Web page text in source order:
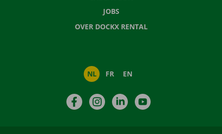
JOBS
OVER DOCKX RENTAL
NL FR EN
FacebookInstagramLinkedIn